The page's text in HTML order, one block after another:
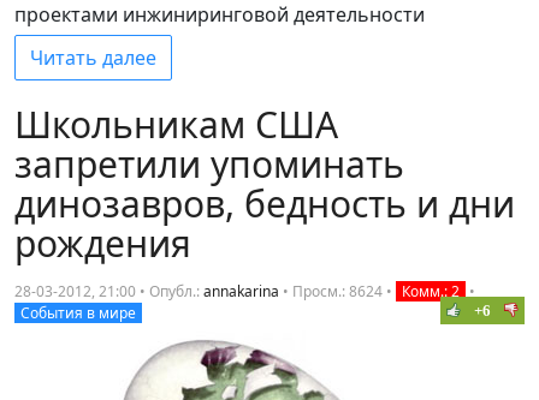
проектами инжиниринговой деятельности
Читать далее
Школьникам США
запретили упоминать
динозавров, бедность и дни
рождения
28-03-2012, 21:00 • Опубл.:annakarina • Просм.: 8624 • Комм.: 2 •
События в мире
+6